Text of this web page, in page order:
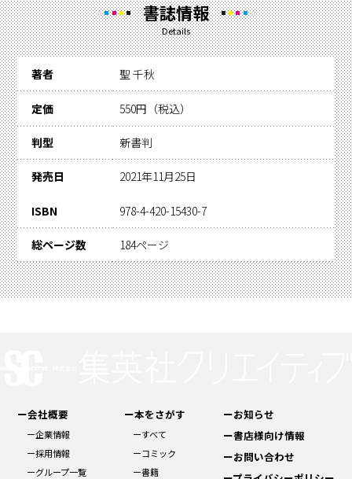
書誌情報
Details
著者 聖 千秋
定価 550円（税込）
判型 新書判
発売日 2021年11月25日
ISBN 978-4-420-15430-7
総ページ数 184ページ
ー会社概要
ー企業情報
ー採用情報
ーグループ一覧
ー本をさがす
ーすべて
ーコミック
ー書籍
ーお知らせ
ー書店様向け情報
ーお問い合わせ